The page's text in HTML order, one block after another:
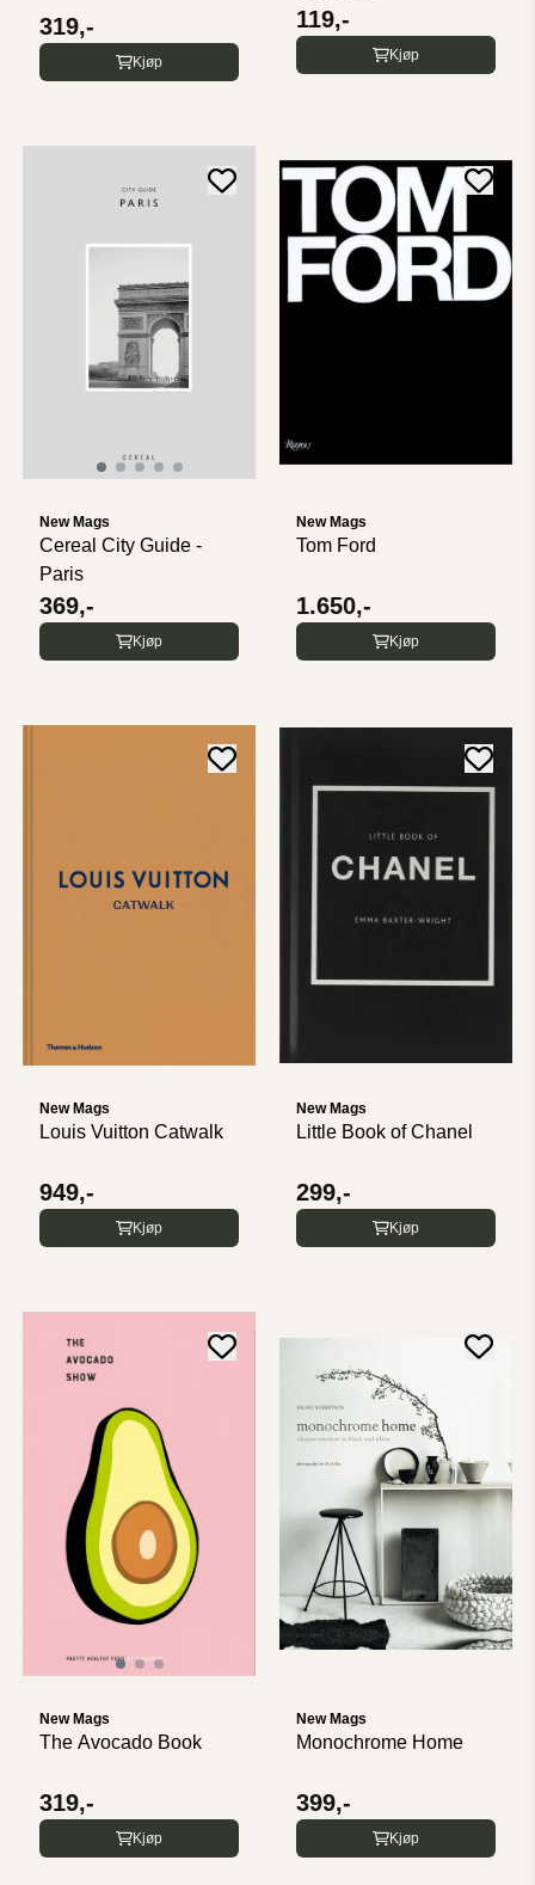
319,-
Kjøp
119,-
Kjøp
New Mags
Cereal City Guide -
Paris
369,-
Kjøp
New Mags
Tom Ford
1.650,-
Kjøp
New Mags
Louis Vuitton Catwalk
949,-
Kjøp
New Mags
Little Book of Chanel
299,-
Kjøp
New Mags
The Avocado Book
319,-
Kjøp
New Mags
Monochrome Home
399,-
Kjøp